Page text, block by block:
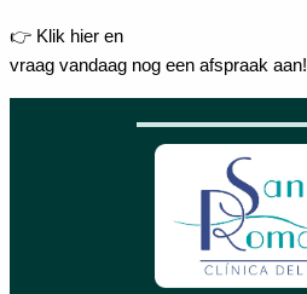
👉 Klik hier en
vraag vandaag nog een afspraak aan!